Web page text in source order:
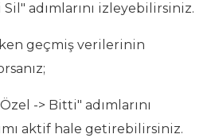
adımlarını izleyebilirsiniz.
geçmiş verilerinin
-> Bitti" adımlarını
aktif hale getirebilirsiniz.